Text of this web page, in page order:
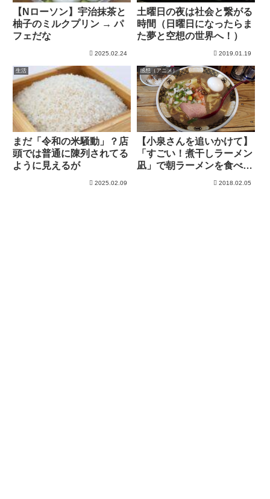
【Nローソン】宇治抹茶と
柚子のミルクプリン → パ
フェだな
2025.02.24
土曜日の夜は社会と繋がる
時間（日曜日になったらま
た夢と空想の世界へ！）
2019.01.19
生活
まだ「令和の米騒動」？店
頭では普通に陳列されてる
ように見えるが
2025.02.09
感想（アニメ）
【小泉さんを追いかけて】
「すごい！煮干しラーメン
凪」で朝ラーメンを食べて
きた（ラーメン大好き小泉
2018.02.05